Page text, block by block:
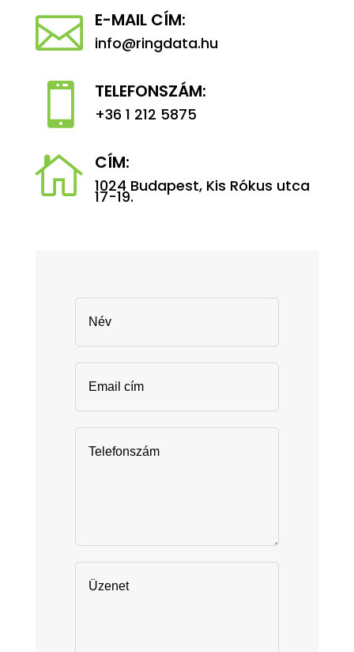
 E-MAIL CÍM:
info@ringdata.hu
 TELEFONSZÁM:
+36 1 212 5875
 CÍM:
1024 Budapest, Kis Rókus utca
17-19.